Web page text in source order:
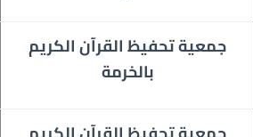
جمعيةتحفيظ القرآن الكريم
بالخرمة